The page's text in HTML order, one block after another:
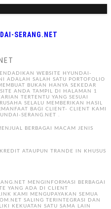
SERANG.NET
WEBSITE HYUNDAI-
ADALAH SALAH SATU PORTOFOLIO
BUKAN HANYA SEKEDAR
ANDA TAMPIL DI HALAMAN 1
TERTENTU YANG SESUAI
SELALU MEMBERIKAN HASIL
BAGI CLIENT- CLIENT KAMI
SERANG.NET .
BERBAGAI MACAM JENIS
ATAUPUN TRANDE IN KHUSUS
MENGINFORMASI BERBAGAI
YANG ADA DI CLIENT
KAMI MENGUPAYAKAN SEMUA
SALING TERINTEGRASI DAN
KEKUATAN SATU SAMA LAIN